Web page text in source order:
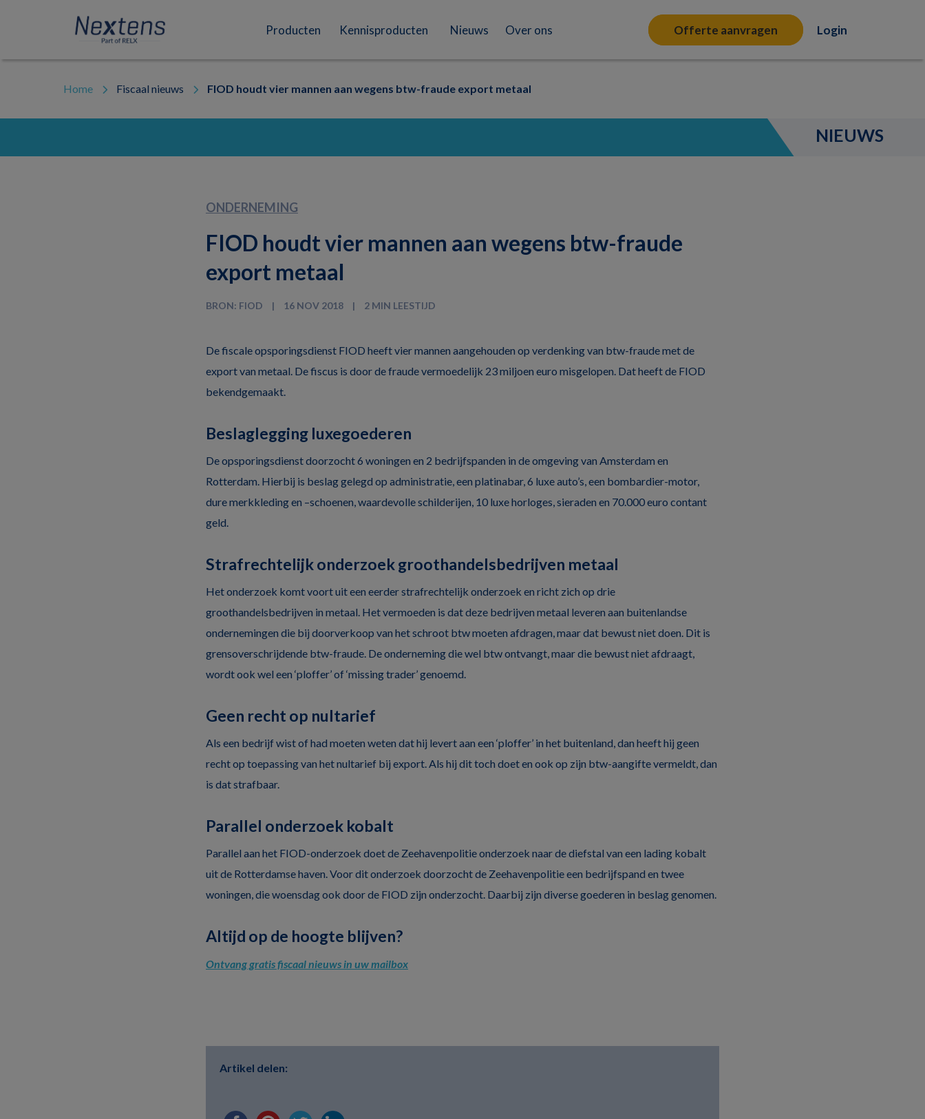
Nextens
Fiscaal
van
professionals
Producten Kennisproducten Nieuws Over ons Offerte aanvragen Login
Home Fiscaal nieuws FIOD houdt vier mannen aan wegens btw-fraude export metaal
NIEUWS
ONDERNEMING
FIOD houdt vier mannen aan wegens btw-fraude
export metaal
BRON: FIOD 16 NOV 2018 2 MIN LEESTIJD
De fiscale opsporingsdienst FIOD heeft vier mannen aangehouden op verdenking van btw-fraude met de
export van metaal. De fiscus is door de fraude vermoedelijk 23 miljoen euro misgelopen. Dat heeft de FIOD
bekendgemaakt.
Beslaglegging luxegoederen
De opsporingsdienst doorzocht 6 woningen en 2 bedrijfspanden in de omgeving van Amsterdam en
Rotterdam. Hierbij is beslag gelegd op administratie, een platinabar, 6 luxe auto’s, een bombardier-motor,
dure merkkleding en –schoenen, waardevolle schilderijen, 10 luxe horloges, sieraden en 70.000 euro contant
geld.
Strafrechtelijk onderzoek groothandelsbedrijven metaal
Het onderzoek komt voort uit een eerder strafrechtelijk onderzoek en richt zich op drie
groothandelsbedrijven in metaal. Het vermoeden is dat deze bedrijven metaal leveren aan buitenlandse
ondernemingen die bij doorverkoop van het schroot btw moeten afdragen, maar dat bewust niet doen. Dit is
grensoverschrijdende btw-fraude. De onderneming die wel btw ontvangt, maar die bewust niet afdraagt,
wordt ook wel een ‘ploffer’ of ‘missing trader’ genoemd.
Geen recht op nultarief
Als een bedrijf wist of had moeten weten dat hij levert aan een ‘ploffer’ in het buitenland, dan heeft hij geen
recht op toepassing van het nultarief bij export. Als hij dit toch doet en ook op zijn btw-aangifte vermeldt, dan
is dat strafbaar.
Parallel onderzoek kobalt
Parallel aan het FIOD-onderzoek doet de Zeehavenpolitie onderzoek naar de diefstal van een lading kobalt
uit de Rotterdamse haven. Voor dit onderzoek doorzocht de Zeehavenpolitie een bedrijfspand en twee
woningen, die woensdag ook door de FIOD zijn onderzocht. Daarbij zijn diverse goederen in beslag genomen.
Altijd op de hoogte blijven?
Ontvang gratis fiscaal nieuws in uw mailbox
Artikel delen: